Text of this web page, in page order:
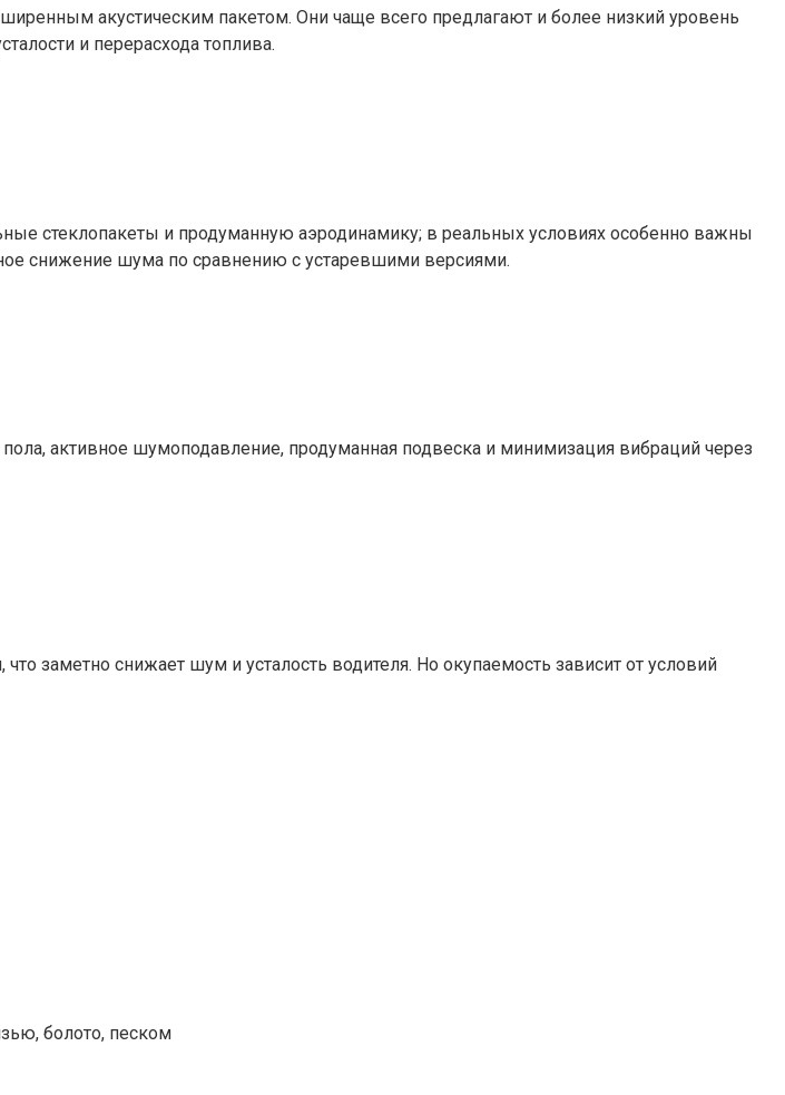
акустическим пакетом. Они чаще всего предлагают и более низкий уровень
и перерасхода топлива.
стеклопакеты и продуманную аэродинамику; в реальных условиях особенно важны
снижение шума по сравнению с устаревшими версиями.
активное шумоподавление, продуманная подвеска и минимизация вибраций через
заметно снижает шум и усталость водителя. Но окупаемость зависит от условий
болото, песком